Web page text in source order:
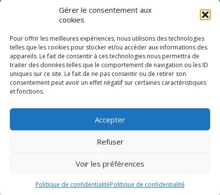
Gérer le consentement aux
cookies
Pour offrir les meilleures expériences, nous utilisons des technologies
telles que les cookies pour stocker et/ou accéder aux informations des
appareils. Le fait de consentir à ces technologies nous permettra de
traiter des données telles que le comportement de navigation ou les ID
uniques sur ce site. Le fait de ne pas consentir ou de retirer son
consentement peut avoir un effet négatif sur certaines caractéristiques
et fonctions.
Accepter
Refuser
Voir les préférences
Politique de confidentialitéPolitique de confidentialité
Catalogue de graines et semences
Bon de commande